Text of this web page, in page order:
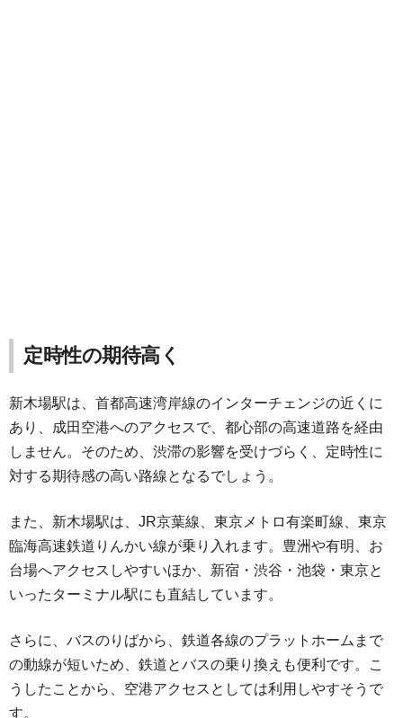
定時性の期待高く
新木場駅は、首都高速湾岸線のインターチェンジの近くに
あり、成田空港へのアクセスで、都心部の高速道路を経由
しません。そのため、渋滞の影響を受けづらく、定時性に
対する期待感の高い路線となるでしょう。
また、新木場駅は、JR京葉線、東京メトロ有楽町線、東京
臨海高速鉄道りんかい線が乗り入れます。豊洲や有明、お
台場へアクセスしやすいほか、新宿・渋谷・池袋・東京と
いったターミナル駅にも直結しています。
さらに、バスのりばから、鉄道各線のプラットホームまで
の動線が短いため、鉄道とバスの乗り換えも便利です。こ
うしたことから、空港アクセスとしては利用しやすそうで
す。